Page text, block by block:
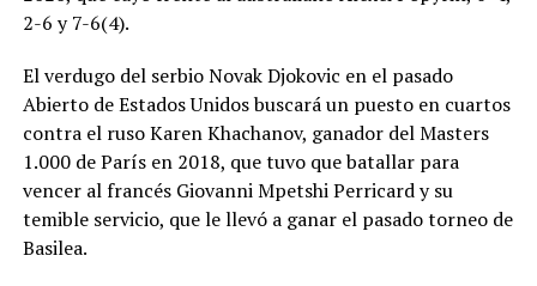
2-6 y 7-6(4).
El verdugo del serbio Novak Djokovic en el pasado
Abierto de Estados Unidos buscará un puesto en cuartos
contra el ruso Karen Khachanov, ganador del Masters
1.000 de París en 2018, que tuvo que batallar para
vencer al francés Giovanni Mpetshi Perricard y su
temible servicio, que le llevó a ganar el pasado torneo de
Basilea.